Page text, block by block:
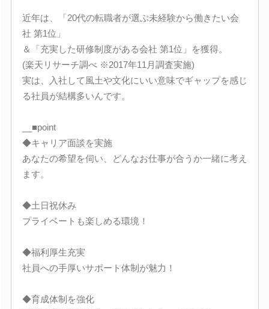
近年は、「20代の転職者が選ぶ未経験から働きたい会
社 第1位」
＆「充実した研修制度がある会社 第1位」を獲得。
(楽天リサーチ調べ ※2017年11月調査実施)
実は、入社して風土や文化にいい意味でギャップを感じ
る社員が結構多いんです。
__■point
◆キャリア面談を実施
あなたの希望を伺い、どんなお仕事が合うか一緒に考え
ます。
◆土日祝休み
プライベートも楽しめる環境！
◆福利厚生充実
社員への手厚いサポート体制が魅力！
◆育成体制を強化